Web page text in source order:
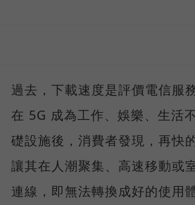
過去，下載速度是評價電信服
在 5G 成為工作、娛樂、生活
礎設施後，消費者發現，再快
讓其在人潮聚集、高速移動或
連線，即無法轉換成好的使用